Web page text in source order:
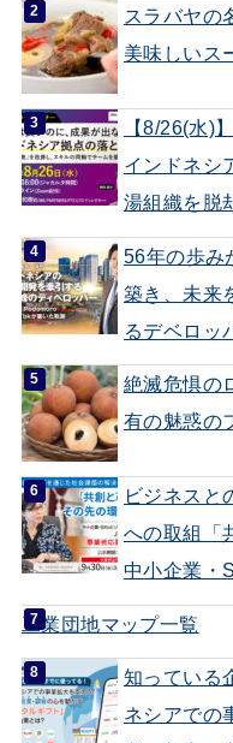
スラバヤの
美味しいス
【8/26(水)
インドネシ
湯組織を脱
56年の歩み
築き、未来
るデベロッ
絶滅危惧の
有の魅惑の
ビジネスと
への取組「
中小企業・
工業団地マップ一覧
知っている
ネシアでの